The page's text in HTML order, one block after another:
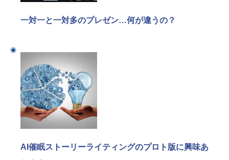
一対一と一対多のプレゼン…何が違うの？
AI催眠ストーリーライティングのプロト版に興味あ